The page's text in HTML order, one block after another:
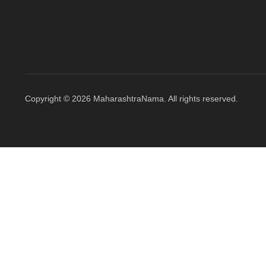
Copyright © 2026 MaharashtraNama. All rights reserved.